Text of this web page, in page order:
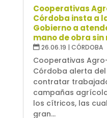
Cooperativas
Córdoba insta a
Gobierno a
mano de obra
26.06.19 | CÓRDOBA
Cooperativas
Córdoba alerta
contratar
campañas
los cítricos, las
gran...